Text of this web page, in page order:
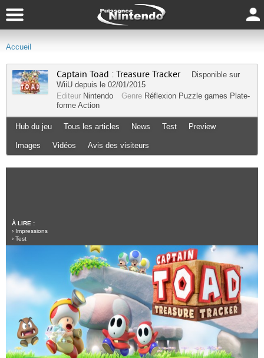
Accueil
Captain Toad : Treasure Tracker
Disponible sur
WiiU depuis le 02/01/2015
Editeur Nintendo Genre Réflexion Puzzle games Plate-
forme Action
Hub du jeu Tous les articles News Test Preview
Images Vidéos Avis des visiteurs
À LIRE :
› Impressions
› Test